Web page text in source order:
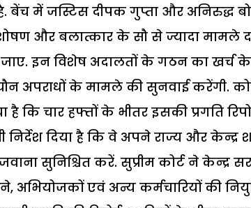
बेंच में जस्टिस दीपक गुप्ता और अनिरुद्ध
और बलात्कार के सौ से ज्यादा मामले
जाए. इन विशेष अदालतों के गठन का खर्च
अपराधों के मामले की सुनवाई करेंगी.
है कि चार हफ्तों के भीतर इसकी प्रगति
निर्देश दिया है कि वे अपने राज्य और केन्द्र
सुनिश्चित करें. सुप्रीम कोर्ट ने
अभियोजकों एवं अन्य कर्मचारियों की